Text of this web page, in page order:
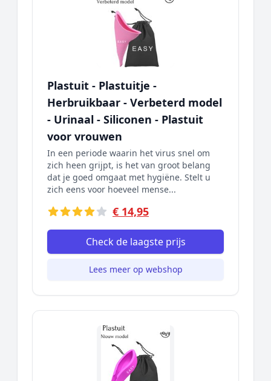
Plastuit - Plastuitje -
Herbruikbaar - Verbeterd model
- Urinaal - Siliconen - Plastuit
voor vrouwen
In een periode waarin het virus snel om
zich heen grijpt, is het van groot belang
dat je goed omgaat met hygiëne. Stelt u
zich eens voor hoeveel mense...
€ 14,95
Check de laagste prijs
Lees meer op webshop